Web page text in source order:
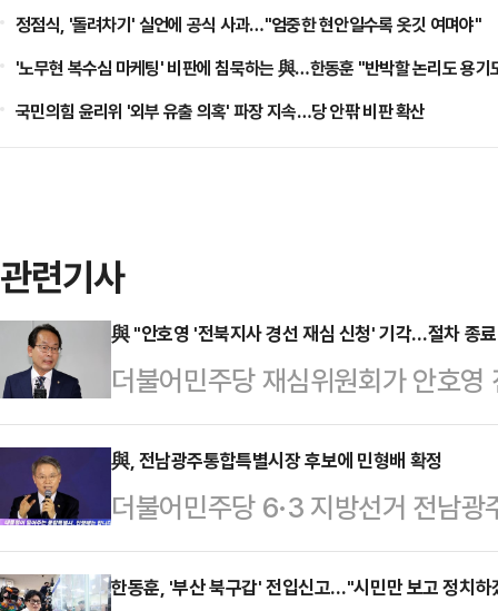
정점식, '돌려차기' 실언에 공식 사과…"엄중한 현안일수록 옷깃 여며야"
'노무현 복수심 마케팅' 비판에 침묵하는 與…한동훈 "반박할 논리도 용기
국민의힘 윤리위 '외부 유출 의혹' 파장 지속…당 안팎 비판 확산
관련기사
與 "안호영 '전북지사 경선 재심 신청' 기각…절차 종
더불어민주당 재심위원회가 안호
했다.강준현 민주당 수석대변인은
회의 직후 기자들과 만나 "중앙당
선 재심 신청에 대한 심사 결과를
다.앞서 안 후보는 재심위가 전북지
사비 대납 의혹에 대해 긴급 감찰을
與, 전남광주통합특별시장 후보에 민형배 확정
더불어민주당 6·3 지방선거 전남
출됐다.소병훈 민주당 중앙당 선거
당사에서 이같은 결선 결과를 발표
한동훈, '부산 북구갑' 전입신고…"시민만 보고 정치하